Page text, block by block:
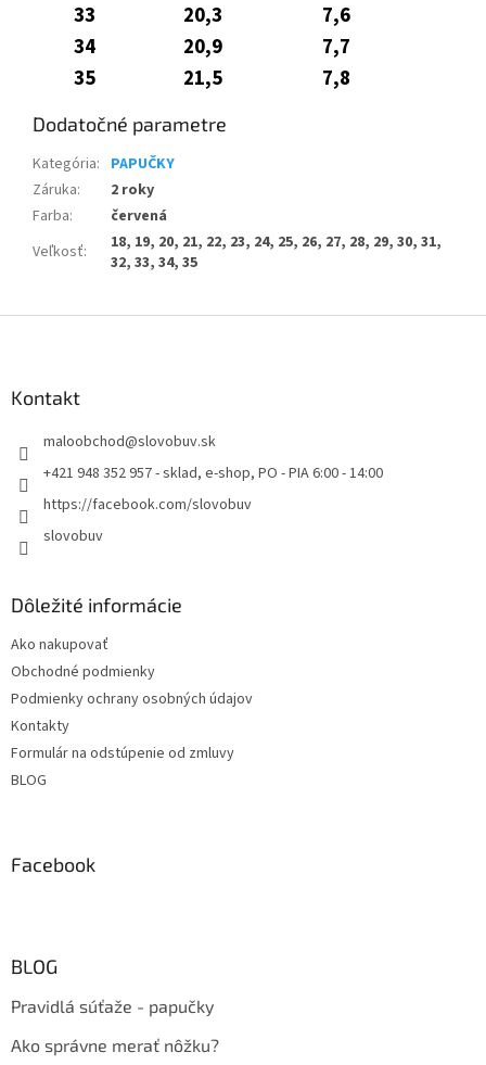
33
20,3
7,6
34
20,9
7,7
35
21,5 7,8
Dodatočné parametre
Kategória: PAPUČKY
Záruka:
2 roky
Farba:
červená
Veľkosť:
18, 19, 20, 21, 22, 23, 24, 25, 26, 27, 28, 29, 30, 31,
32, 33, 34, 35
Kontakt
maloobchod@slovobuv.sk
+421 948 352 957 - sklad, e-shop, PO - PIA 6:00 - 14:00
https://facebook.com/slovobuv
slovobuv
Dôležité informácie
Ako nakupovať
Obchodné podmienky
Podmienky ochrany osobných údajov
Kontakty
Formulár na odstúpenie od zmluvy
BLOG
Facebook
BLOG
Pravidlá súťaže - papučky
Ako správne merať nôžku?